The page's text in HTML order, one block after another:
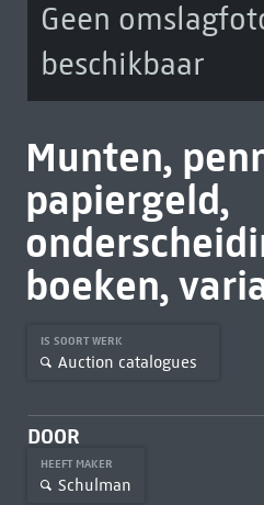
Geen
beschikbaar
Munten,
papiergeld,
boeken,
IS SOORT WERK
Auction catalogues
DOOR
HEEFT MAKER
Schulman